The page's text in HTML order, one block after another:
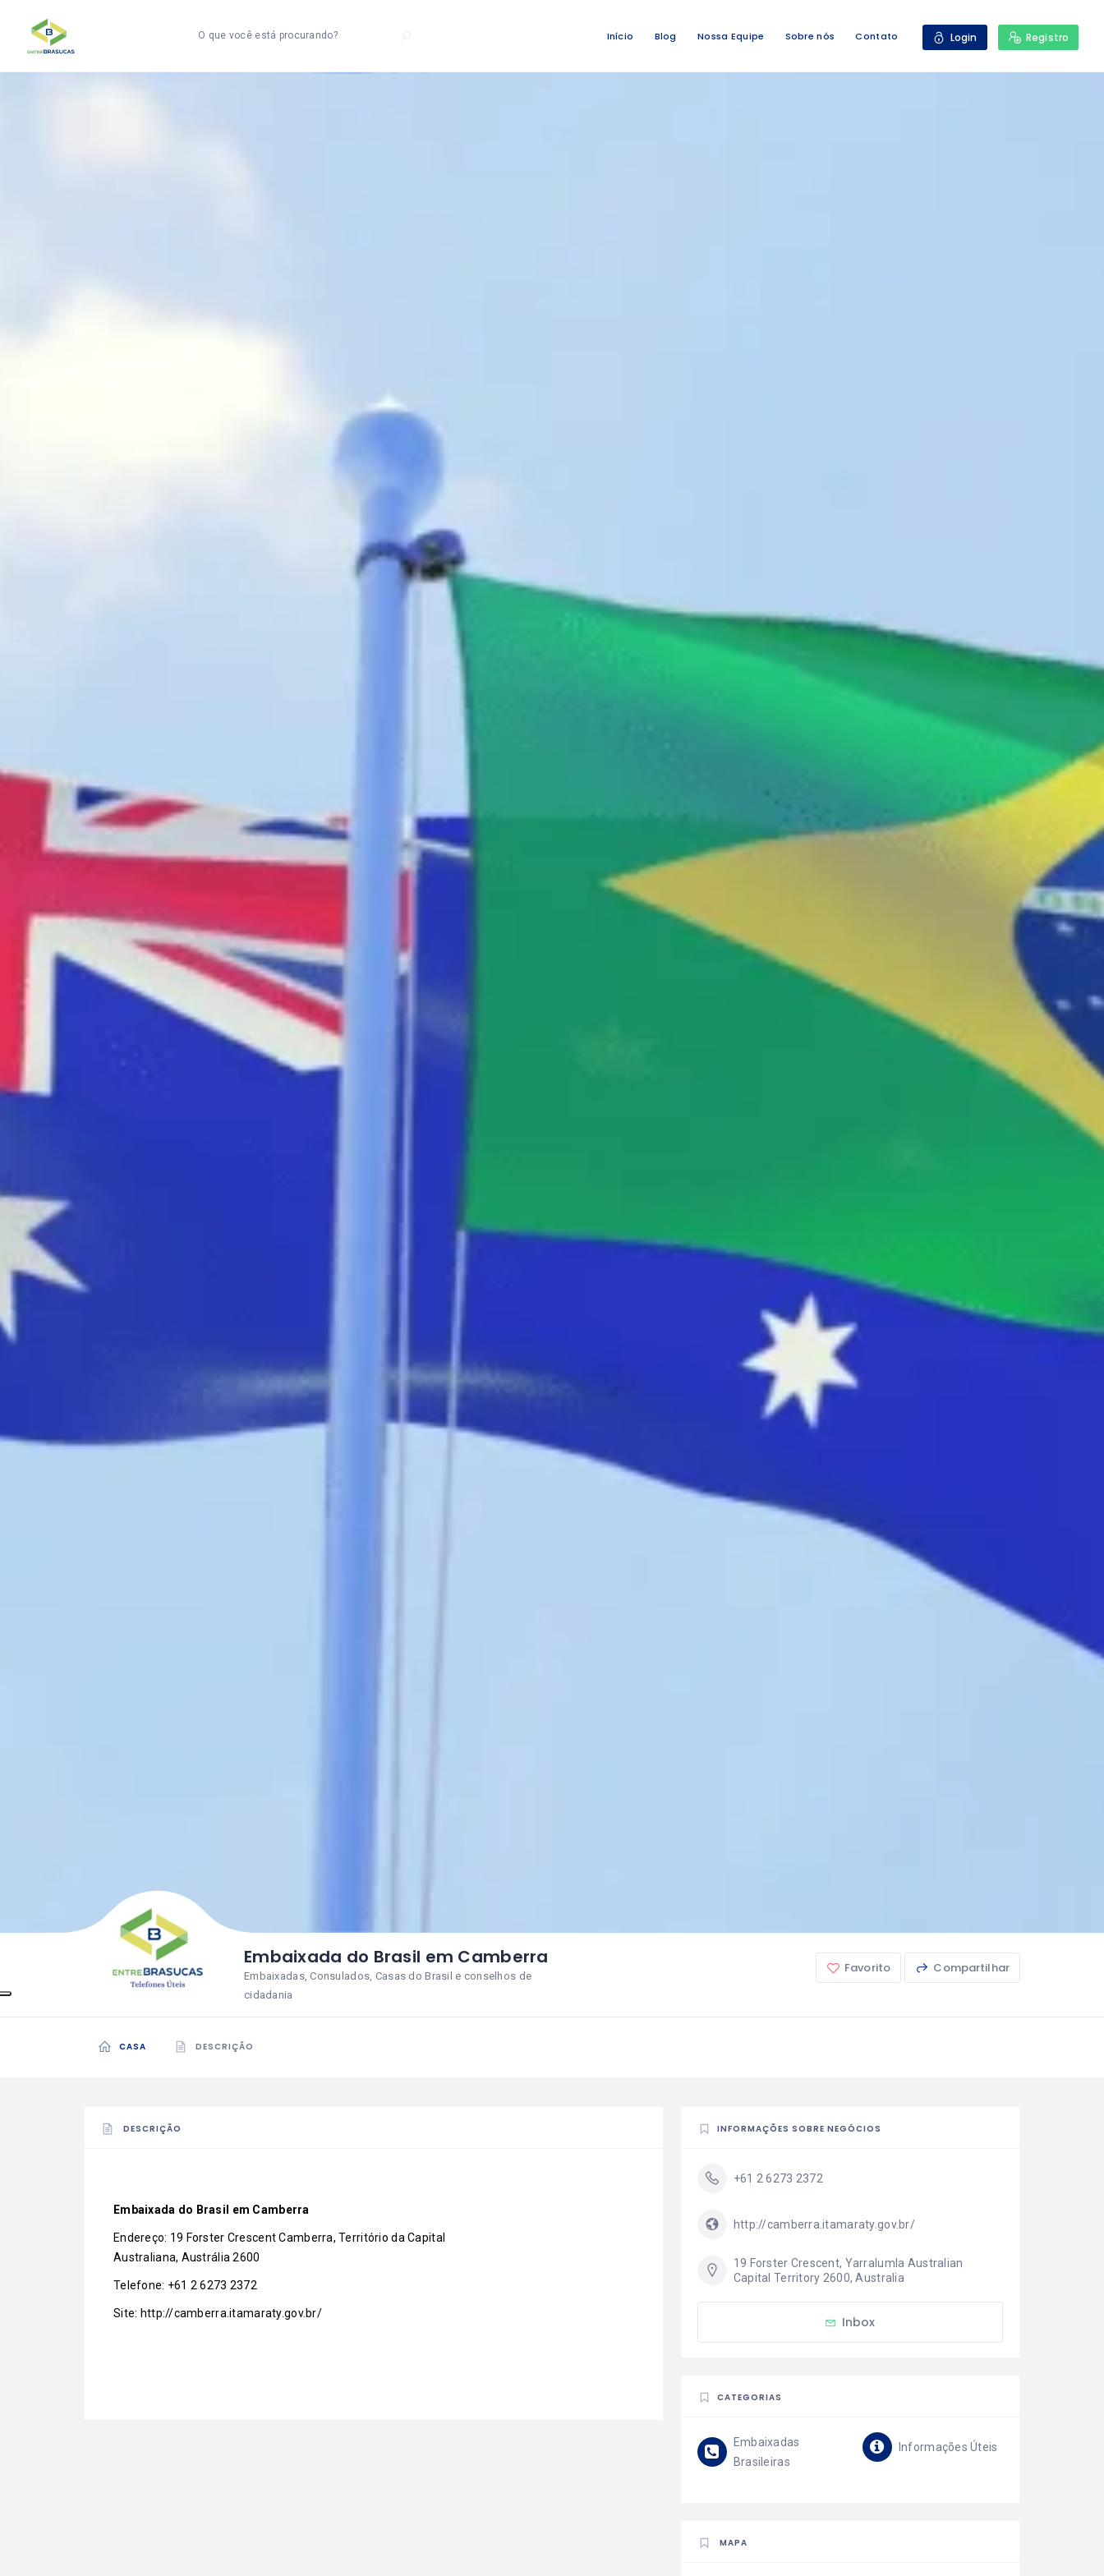
O que você está procurando? Início Blog Nossa Equipe Sobre nós Contato Login Registro
Embaixada do Brasil em Camberra
Embaixadas, Consulados, Casas do Brasil e conselhos de
cidadania
Favorito Compartilhar
CASA DESCRIÇÃO
DESCRIÇÃO
Embaixada do Brasil em Camberra
Endereço: 19 Forster Crescent Camberra, Território da Capital
Australiana, Austrália 2600
Telefone: +61 2 6273 2372
Site: http://camberra.itamaraty.gov.br/
INFORMAÇÕES SOBRE NEGÓCIOS
+61 2 6273 2372
http://camberra.itamaraty.gov.br/
19 Forster Crescent, Yarralumla Australian
Capital Territory 2600, Australia
Inbox
CATEGORIAS
Embaixadas
Brasileiras
Informações Úteis
MAPA